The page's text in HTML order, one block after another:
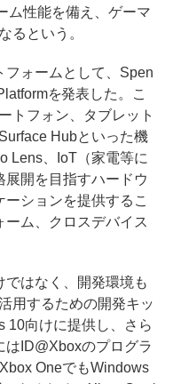
ム性能を備え、ゲーマ
るという。
ォームとして、Spen
を発表した。こ
トフォン、タブレット
Hubといった機
Lens、IoT（家電等に
開を目指すハードウ
ションを提供するこ
ーム、クロスデバイス
はなく、開発環境も
用するための開発キッ
10向けに提供し、さら
ID@Xboxのプログラ
OneでもWindows